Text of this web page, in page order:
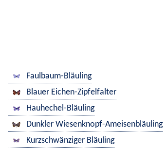
Faulbaum-Bläuling
Blauer Eichen-Zipfelfalter
Hauhechel-Bläuling
Dunkler Wiesenknopf-Ameisenbläuling
Kurzschwänziger Bläuling